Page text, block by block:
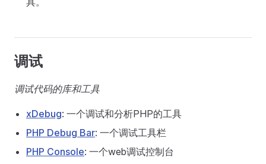
调试
调试代码的库和工具
xDebug: 一个调试和分析PHP的工具
PHP Debug Bar: 一个调试工具栏
PHP Console: 一个web调试控制台